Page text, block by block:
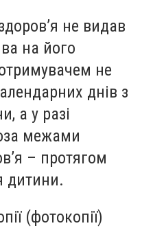
не видав
на його
не
днів з
а у разі
межами
– протягом
дитини.
(фотокопії)